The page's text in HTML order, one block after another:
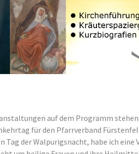
auf dem Programm
für den Pfarrverband
Tag der Walpurigsnacht, habe ich